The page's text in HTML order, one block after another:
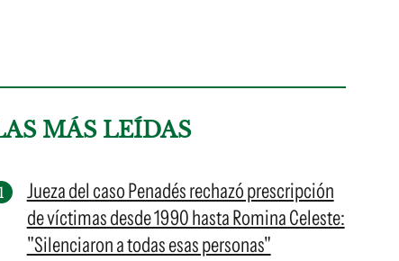
MÁS LEÍDAS
Jueza del caso Penadés rechazó prescripción
de víctimas desde 1990 hasta Romina Celeste:
"Silenciaron a todas esas personas"